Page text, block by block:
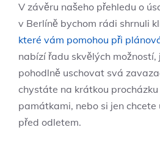
V závěru našeho přehledu o
v Berlíně bychom rádi shrnuli
které vám pomohou při
nabízí řadu skvělých možností,
pohodlně uschovat svá
chystáte na krátkou
památkami, nebo si jen
před odletem.